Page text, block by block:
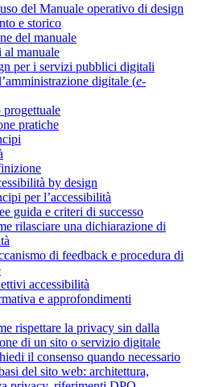
del Manuale operativo di design
e storico
del manuale
al manuale
per i servizi pubblici digitali
digitale (e-
progettuale
pratiche
by design
per l’accessibilità
guida e criteri di successo
rilasciare una dichiarazione di
di feedback e procedura di
accessibilità
e approfondimenti
rispettare la privacy sin dalla
di un sito o servizio digitale
il consenso quando necessario
del sito web: architettura,